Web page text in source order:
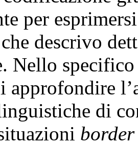
per
descrivo
Nello
approfondire
di
border